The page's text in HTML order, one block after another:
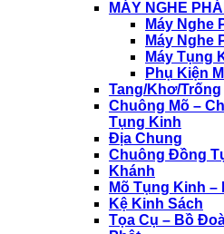
MÁY NGHE
Máy Nghe
Máy Nghe
Máy Tụng
Phụ Kiện
Tang/Khơ/Trống
Chuông Mõ –
Tụng Kinh
Địa Chung
Chuông Đồng
Khánh
Mõ Tụng Kinh –
Kệ Kinh Sách
Tọa Cụ – Bồ